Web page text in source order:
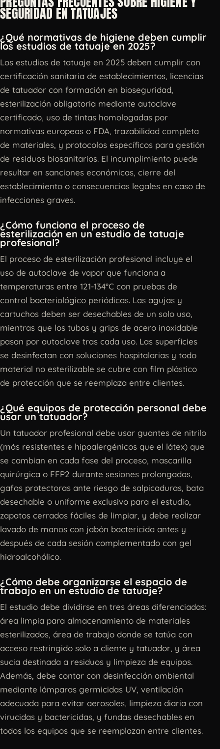
SEGURIDAD EN TATUAJES
¿Qué normativas de higiene deben cumplir
los estudios de tatuaje en 2025?
Los estudios de tatuaje en 2025 deben cumplir con
certificación sanitaria de establecimientos, licencias
de tatuador con formación en bioseguridad,
esterilización obligatoria mediante autoclave
certificado, uso de tintas homologadas por
normativas europeas o FDA, trazabilidad completa
de materiales, y protocolos específicos para gestión
de residuos biosanitarios. El incumplimiento puede
resultar en sanciones económicas, cierre del
establecimiento o consecuencias legales en caso de
infecciones graves.
¿Cómo funciona el proceso de
esterilización en un estudio de tatuaje
profesional?
El proceso de esterilización profesional incluye el
uso de autoclave de vapor que funciona a
temperaturas entre 121-134°C con pruebas de
control bacteriológico periódicas. Las agujas y
cartuchos deben ser desechables de un solo uso,
mientras que los tubos y grips de acero inoxidable
pasan por autoclave tras cada uso. Las superficies
se desinfectan con soluciones hospitalarias y todo
material no esterilizable se cubre con film plástico
de protección que se reemplaza entre clientes.
¿Qué equipos de protección personal debe
usar un tatuador?
Un tatuador profesional debe usar guantes de nitrilo
(más resistentes e hipoalergénicos que el látex) que
se cambian en cada fase del proceso, mascarilla
quirúrgica o FFP2 durante sesiones prolongadas,
gafas protectoras ante riesgo de salpicaduras, bata
desechable o uniforme exclusivo para el estudio,
zapatos cerrados fáciles de limpiar, y debe realizar
lavado de manos con jabón bactericida antes y
después de cada sesión complementado con gel
hidroalcohólico.
¿Cómo debe organizarse el espacio de
trabajo en un estudio de tatuaje?
El estudio debe dividirse en tres áreas diferenciadas:
área limpia para almacenamiento de materiales
esterilizados, área de trabajo donde se tatúa con
acceso restringido solo a cliente y tatuador, y área
sucia destinada a residuos y limpieza de equipos.
Además, debe contar con desinfección ambiental
mediante lámparas germicidas UV, ventilación
adecuada para evitar aerosoles, limpieza diaria con
virucidas y bactericidas, y fundas desechables en
todos los equipos que se reemplazan entre clientes.